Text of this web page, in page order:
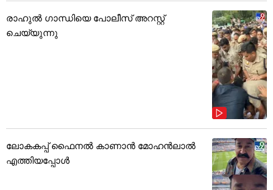
രാഹുൽ ഗാന്ധിയെ പോലീസ് അറസ്റ്റ്
ചെയ്യുന്നു
ലോകകപ്പ് ഫൈനൽ കാണാൻ മോഹൻലാൽ
എത്തിയപ്പോൾ